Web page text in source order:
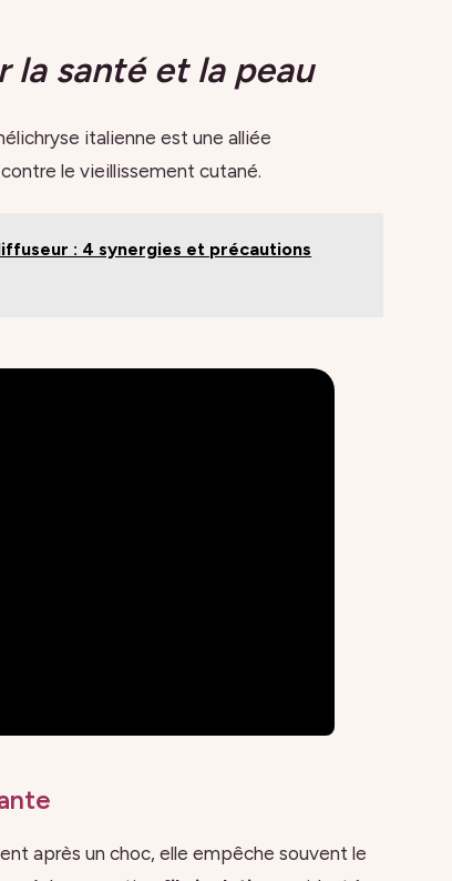
la santé et la peau
italienne est une alliée
le vieillissement cutané.
: 4 synergies et précautions
après un choc, elle empêche souvent le